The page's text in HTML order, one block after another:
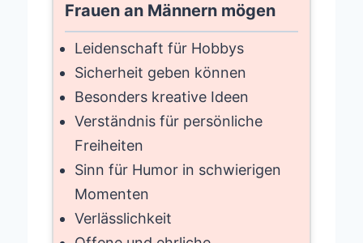
Frauen an Männern mögen
Leidenschaft für Hobbys
Sicherheit geben können
Besonders kreative Ideen
Verständnis für persönliche
Freiheiten
Sinn für Humor in schwierigen
Momenten
Verlässlichkeit